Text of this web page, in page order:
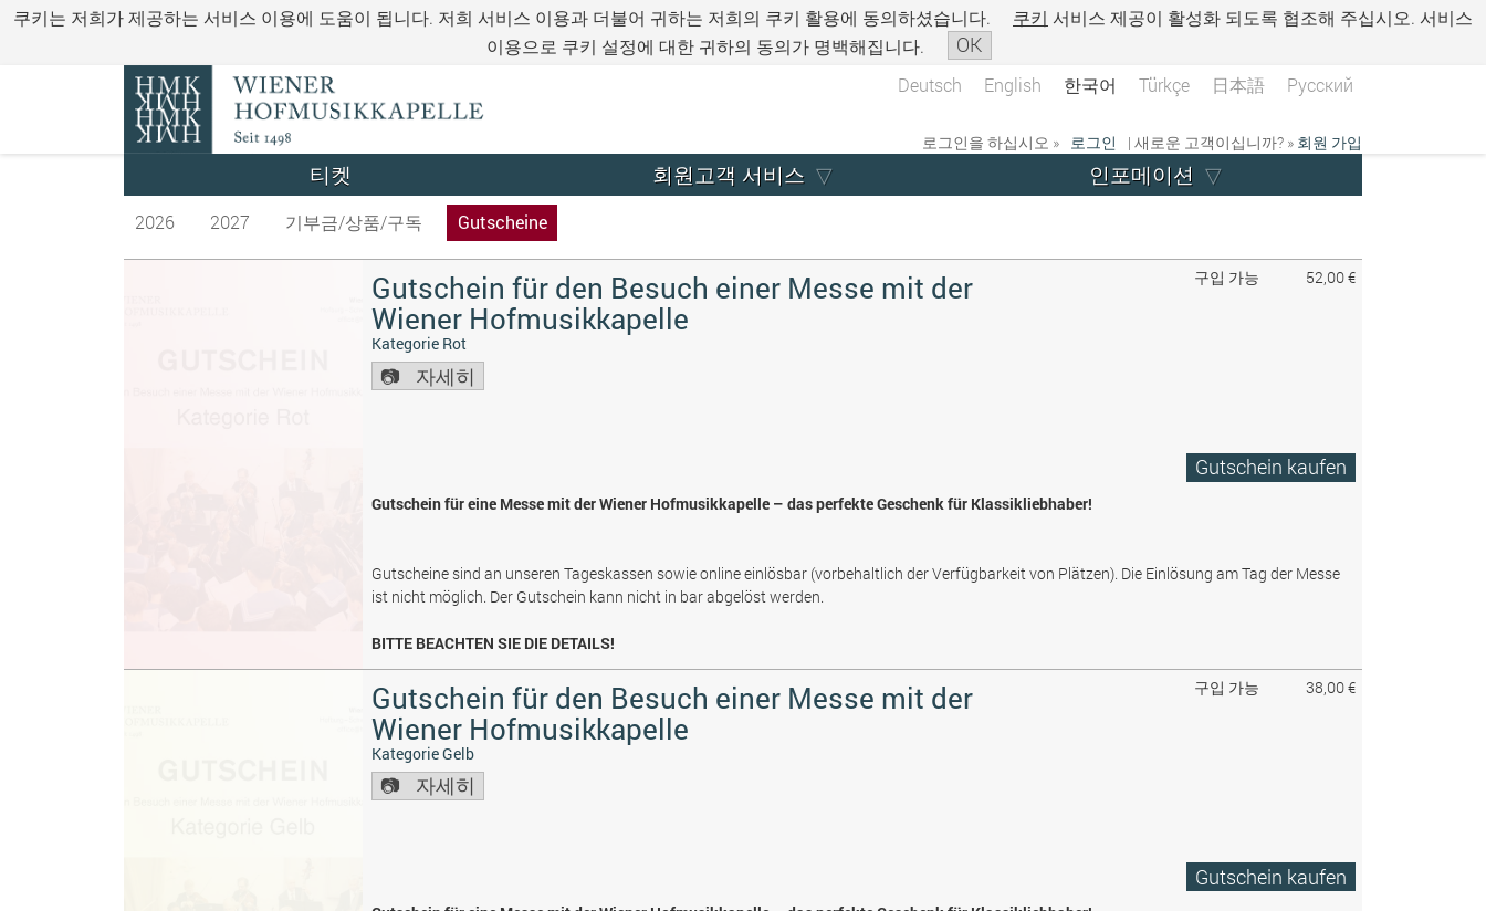
쿠키는 저희가 제공하는 서비스 이용에 도움이 됩니다. 저희 서비스 이용과 더불어 귀하는 저희의 쿠키 활용에 동의하셨습니다. 쿠키 서비스 제공이 활성화 되도록 협조해 주십시오. 서비스
이용으로 쿠키 설정에 대한 귀하의 동의가 명백해집니다.
OK
Deutsch English 한국어 Türkçe 日本語 Русский
로그인을 하십시오 » 로그인 | 새로운 고객이십니까? » 회원 가입
티켓 회원고객 서비스 인포메이션
2026 2027 기부금/상품/구독 Gutscheine
구입 가능 52,00 €
Gutschein für den Besuch einer Messe mit der
Wiener Hofmusikkapelle
Kategorie Rot
자세히
Gutschein kaufen
Gutschein für eine Messe mit der Wiener Hofmusikkapelle – das perfekte Geschenk für Klassikliebhaber!
Gutscheine sind an unseren Tageskassen sowie online einlösbar (vorbehaltlich der Verfügbarkeit von Plätzen). Die Einlösung am Tag der Messe
ist nicht möglich. Der Gutschein kann nicht in bar abgelöst werden.
BITTE BEACHTEN SIE DIE DETAILS!
구입 가능 38,00 €
Gutschein für den Besuch einer Messe mit der
Wiener Hofmusikkapelle
Kategorie Gelb
자세히
Gutschein kaufen